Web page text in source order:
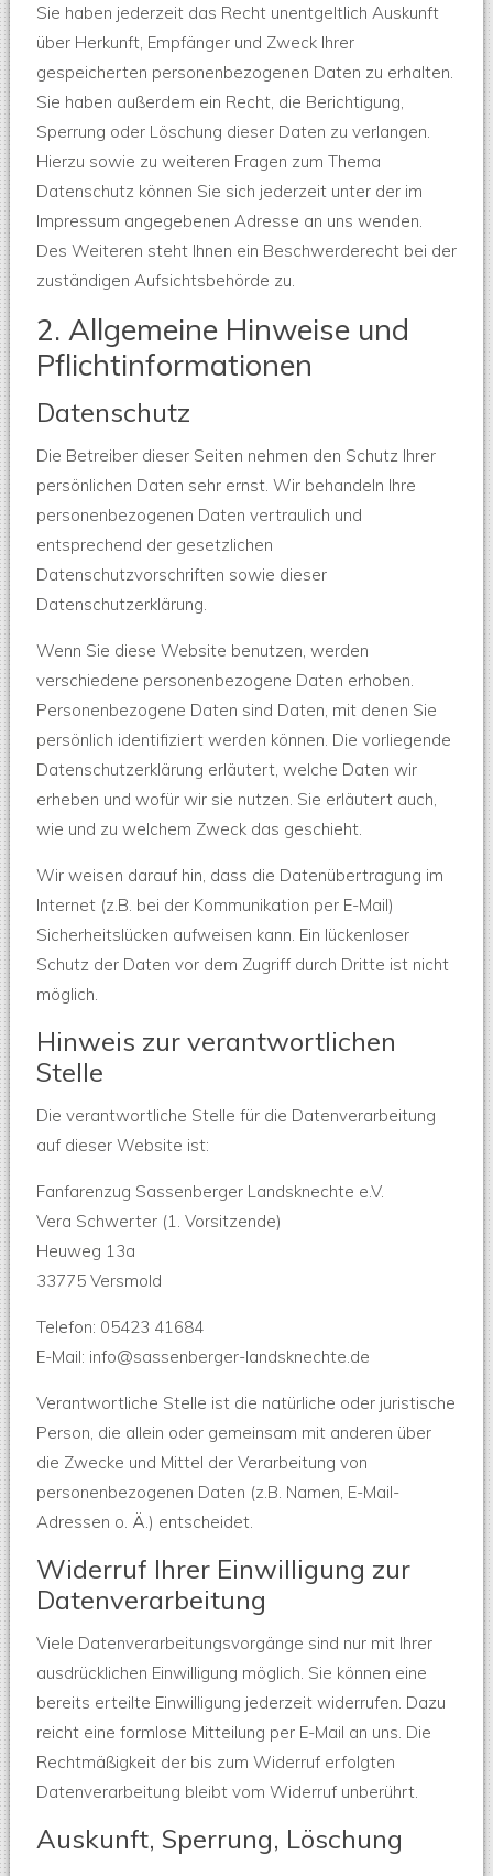
Sie haben jederzeit das Recht unentgeltlich Auskunft
über Herkunft, Empfänger und Zweck Ihrer
gespeicherten personenbezogenen Daten zu erhalten.
Sie haben außerdem ein Recht, die Berichtigung,
Sperrung oder Löschung dieser Daten zu verlangen.
Hierzu sowie zu weiteren Fragen zum Thema
Datenschutz können Sie sich jederzeit unter der im
Impressum angegebenen Adresse an uns wenden.
Des Weiteren steht Ihnen ein Beschwerderecht bei der
zuständigen Aufsichtsbehörde zu.
2. Allgemeine Hinweise und
Pflichtinformationen
Datenschutz
Die Betreiber dieser Seiten nehmen den Schutz Ihrer
persönlichen Daten sehr ernst. Wir behandeln Ihre
personenbezogenen Daten vertraulich und
entsprechend der gesetzlichen
Datenschutzvorschriften sowie dieser
Datenschutzerklärung.
Wenn Sie diese Website benutzen, werden
verschiedene personenbezogene Daten erhoben.
Personenbezogene Daten sind Daten, mit denen Sie
persönlich identifiziert werden können. Die vorliegende
Datenschutzerklärung erläutert, welche Daten wir
erheben und wofür wir sie nutzen. Sie erläutert auch,
wie und zu welchem Zweck das geschieht.
Wir weisen darauf hin, dass die Datenübertragung im
Internet (z.B. bei der Kommunikation per E-Mail)
Sicherheitslücken aufweisen kann. Ein lückenloser
Schutz der Daten vor dem Zugriff durch Dritte ist nicht
möglich.
Hinweis zur verantwortlichen
Stelle
Die verantwortliche Stelle für die Datenverarbeitung
auf dieser Website ist:
Fanfarenzug Sassenberger Landsknechte e.V.
Vera Schwerter (1. Vorsitzende)
Heuweg 13a
33775 Versmold
Telefon: 05423 41684
E-Mail: info@sassenberger-landsknechte.de
Verantwortliche Stelle ist die natürliche oder juristische
Person, die allein oder gemeinsam mit anderen über
die Zwecke und Mittel der Verarbeitung von
personenbezogenen Daten (z.B. Namen, E-Mail-
Adressen o. Ä.) entscheidet.
Widerruf Ihrer Einwilligung zur
Datenverarbeitung
Viele Datenverarbeitungsvorgänge sind nur mit Ihrer
ausdrücklichen Einwilligung möglich. Sie können eine
bereits erteilte Einwilligung jederzeit widerrufen. Dazu
reicht eine formlose Mitteilung per E-Mail an uns. Die
Rechtmäßigkeit der bis zum Widerruf erfolgten
Datenverarbeitung bleibt vom Widerruf unberührt.
Auskunft, Sperrung, Löschung